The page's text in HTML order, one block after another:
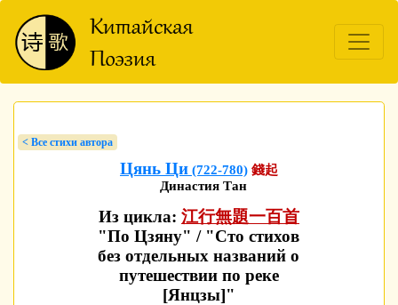
< Bсе стихи автора
Цянь Ци (722-780) 錢起
Династия Тан
Из цикла: 江行無題一百首
"По Цзяну" / "Сто стихов
без отдельных названий о
путешествии по реке
[Янцзы]"